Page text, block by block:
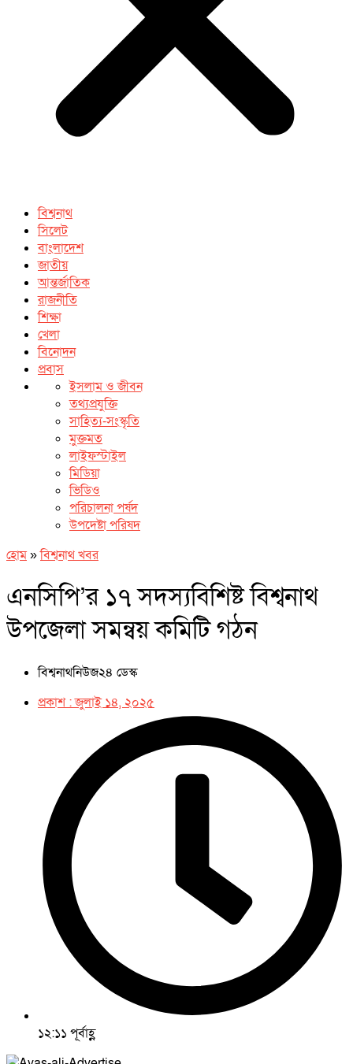
বিশ্বনাথ
সিলেট
বাংলাদেশ
জাতীয়
আন্তর্জাতিক
রাজনীতি
শিক্ষা
খেলা
বিনোদন
প্রবাস
ইসলাম ও জীবন
তথ্যপ্রযুক্তি
সাহিত্য-সংস্কৃতি
মুক্তমত
লাইফস্টাইল
মিডিয়া
ভিডিও
পরিচালনা পর্ষদ
উপদেষ্টা পরিষদ
হোম»বিশ্বনাথ খবর
এনসিপি’র ১৭ সদস্যবিশিষ্ট বিশ্বনাথ
উপজেলা সমন্বয় কমিটি গঠন
বিশ্বনাথনিউজ২৪ ডেস্ক
প্রকাশ :জুলাই ১৪, ২০২৫
১২:১১ পূর্বাহ্ণ